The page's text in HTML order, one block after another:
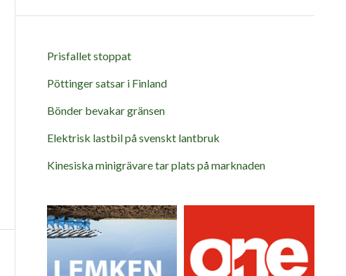
Prisfallet stoppat
Pöttinger satsar i Finland
Bönder bevakar gränsen
Elektrisk lastbil på svenskt lantbruk
Kinesiska minigrävare tar plats på marknaden